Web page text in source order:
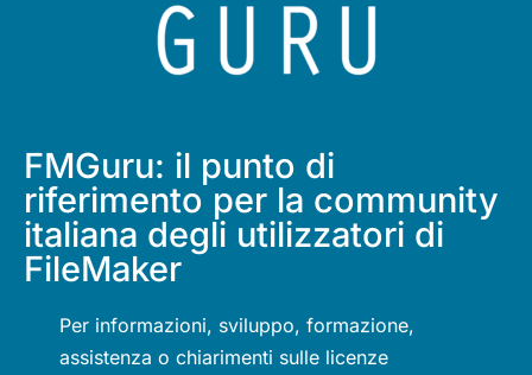
FMGuru: il punto di
riferimento per la community
italiana degli utilizzatori di
FileMaker
Per informazioni, sviluppo, formazione,
assistenza o chiarimenti sulle licenze